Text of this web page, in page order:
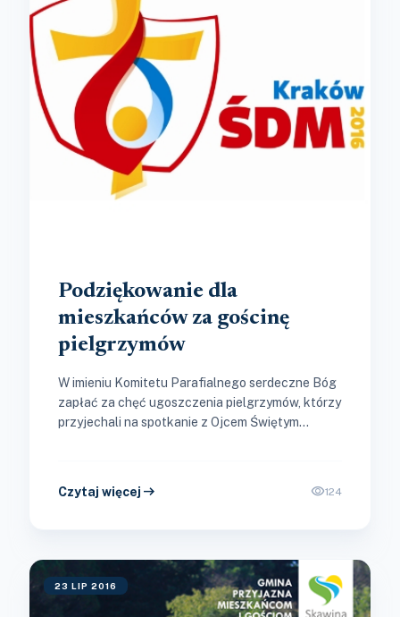
Podziękowanie dla
mieszkańców za gościnę
pielgrzymów
W imieniu Komitetu Parafialnego serdeczne Bóg
zapłać za chęć ugoszczenia pielgrzymów, którzy
przyjechali na spotkanie z Ojcem Świętym
Czytaj więcej arrow_right_alt visibility124
23 LIP 2016